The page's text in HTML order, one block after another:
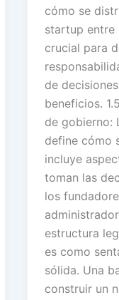
cómo se
startup entre
crucial para
de
beneficios.
de gobierno:
define cómo
incluye
toman las
los
estructura
es como
sólida. Una
construir un